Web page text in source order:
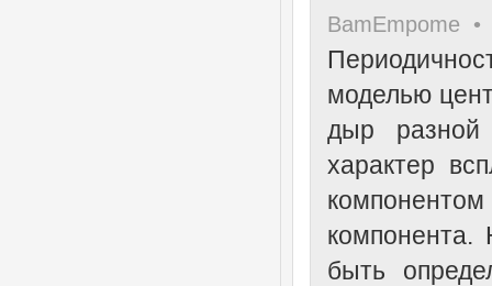
BamEmpome •
моделью
дыр разной
характер
компонента.
быть